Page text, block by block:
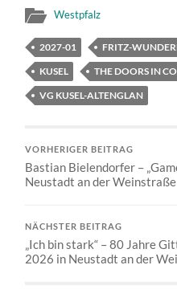
Westpfalz
2027-01 FRITZ-
KUSEL
THE DOORS IN
VG KUSEL-ALTENGLAN
VORHERIGER BEITRAG
Bastian Bielendorfer –
Neustadt an der Weinstraße
NÄCHSTER BEITRAG
„Ich bin stark“ – 80 Jahre
2026 in Neustadt an der